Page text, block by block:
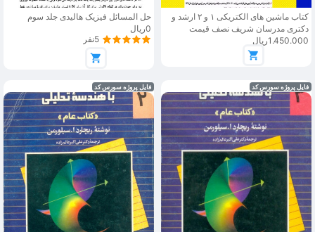
کتاب ماشین های الکتریکی ۱ و ۲ ارشد و
دکتری مدرسان شریف نصف قیمت
1.450.000ریال
حل المسائل فیزیک هالیدی جلد سوم
0ریال
5نفر
فایل پروژه سورس کد فایل پروژه سورس کد